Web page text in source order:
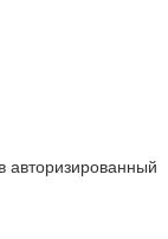
авторизированный